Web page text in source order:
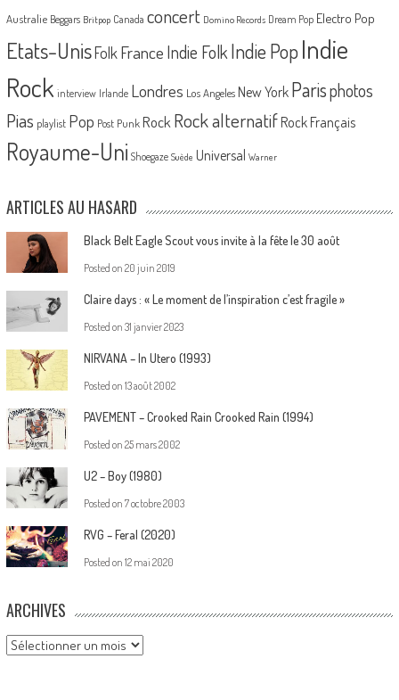
Australie Beggars Britpop Canada concert Domino Records Dream Pop Electro Pop
Etats-UnisFolk France Indie Folk Indie PopIndie
Rock interview Irlande Londres Los Angeles New York Parisphotos
Pias playlist Pop Post Punk Rock Rock alternatif Rock Français
Royaume-Uni Shoegaze Suède Universal Warner
ARTICLES AU HASARD
Black Belt Eagle Scout vous invite à la fête le 30 août
Posted on 20 juin 2019
Claire days : « Le moment de l’inspiration c’est fragile »
Posted on 31 janvier 2023
NIRVANA – In Utero (1993)
Posted on 13 août 2002
PAVEMENT – Crooked Rain Crooked Rain (1994)
Posted on 25 mars 2002
U2 – Boy (1980)
Posted on 7 octobre 2003
RVG – Feral (2020)
Posted on 12 mai 2020
ARCHIVES
Archives